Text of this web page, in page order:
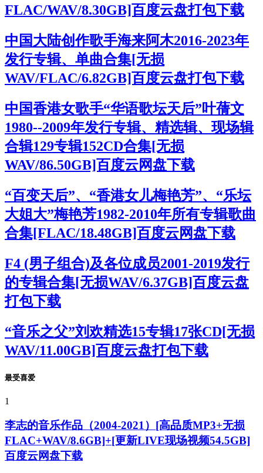
FLAC/WAV/8.30GB]百度云盘打包下载
中国大陆创作歌手海来阿木2016-2023年
发行专辑、单曲合集[无损
WAV/FLAC/6.82GB]百度云盘打包下载
中国香港女歌手“华语歌坛天后”叶蒨文
1980--2009年发行专辑、精选辑、现场辑
合辑129专辑152CD合集[无损
WAV/86.50GB]百度云网盘下载
“百变天后”、“香港女儿梅艳芳”、“乐坛
大姐大”梅艳芳1982-2010年所有专辑歌曲
合集[FLAC/18.48GB]百度云网盘下载
F4 (男子组合)及各位成员2001-2019发行
的专辑合集[无损WAV/6.37GB]百度云盘
打包下载
“音乐之父”刘欢精选15专辑17张CD[无损
WAV/11.00GB]百度云盘打包下载
最受喜爱
1
李志的音乐作品（2004-2021）[高品质MP3+无损
FLAC+WAV/8.6GB]+[更新LIVE现场视频54.5GB]
百度云网盘下载